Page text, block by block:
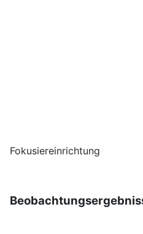
Fokusiereinrichtung